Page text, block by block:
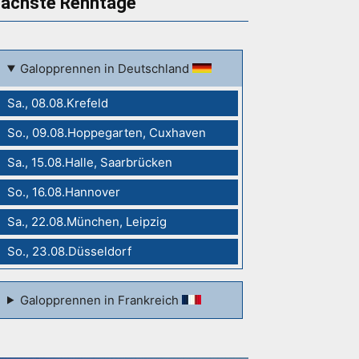
Galopprennen in Deutschland
Sa., 08.08.Krefeld
So., 09.08.Hoppegarten, Cuxhaven
Sa., 15.08.Halle, Saarbrücken
So., 16.08.Hannover
Sa., 22.08.München, Leipzig
So., 23.08.Düsseldorf
Galopprennen in Frankreich